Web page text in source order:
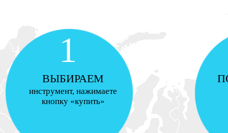
1
ВЫБИРАЕМ
инструмент, нажимаете
кнопку «купить»